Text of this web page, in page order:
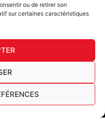
ou de retirer son
sur certaines caractéristiques